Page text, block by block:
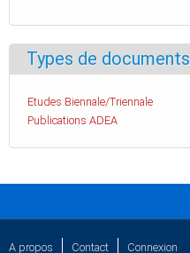
Types de documents
Etudes Biennale/Triennale
Publications ADEA
A propos Contact Connexion